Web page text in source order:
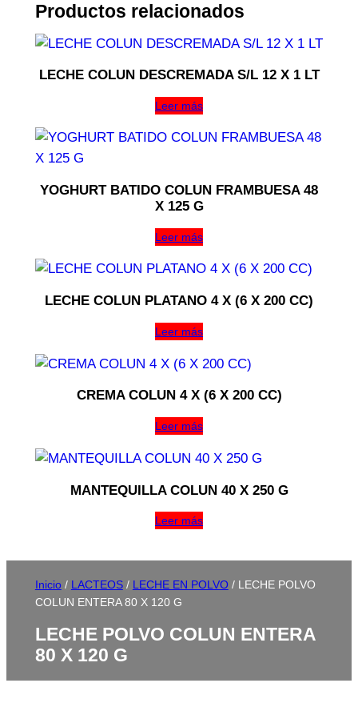
Productos relacionados
LECHE COLUN DESCREMADA S/L 12 X 1 LT
Leer más
YOGHURT BATIDO COLUN FRAMBUESA 48
X 125 G
Leer más
LECHE COLUN PLATANO 4 X (6 X 200 CC)
Leer más
CREMA COLUN 4 X (6 X 200 CC)
Leer más
MANTEQUILLA COLUN 40 X 250 G
Leer más
Inicio / LACTEOS/ LECHE EN POLVO / LECHE POLVO
COLUN ENTERA 80 X 120 G
LECHE POLVO COLUN ENTERA
80 X 120 G